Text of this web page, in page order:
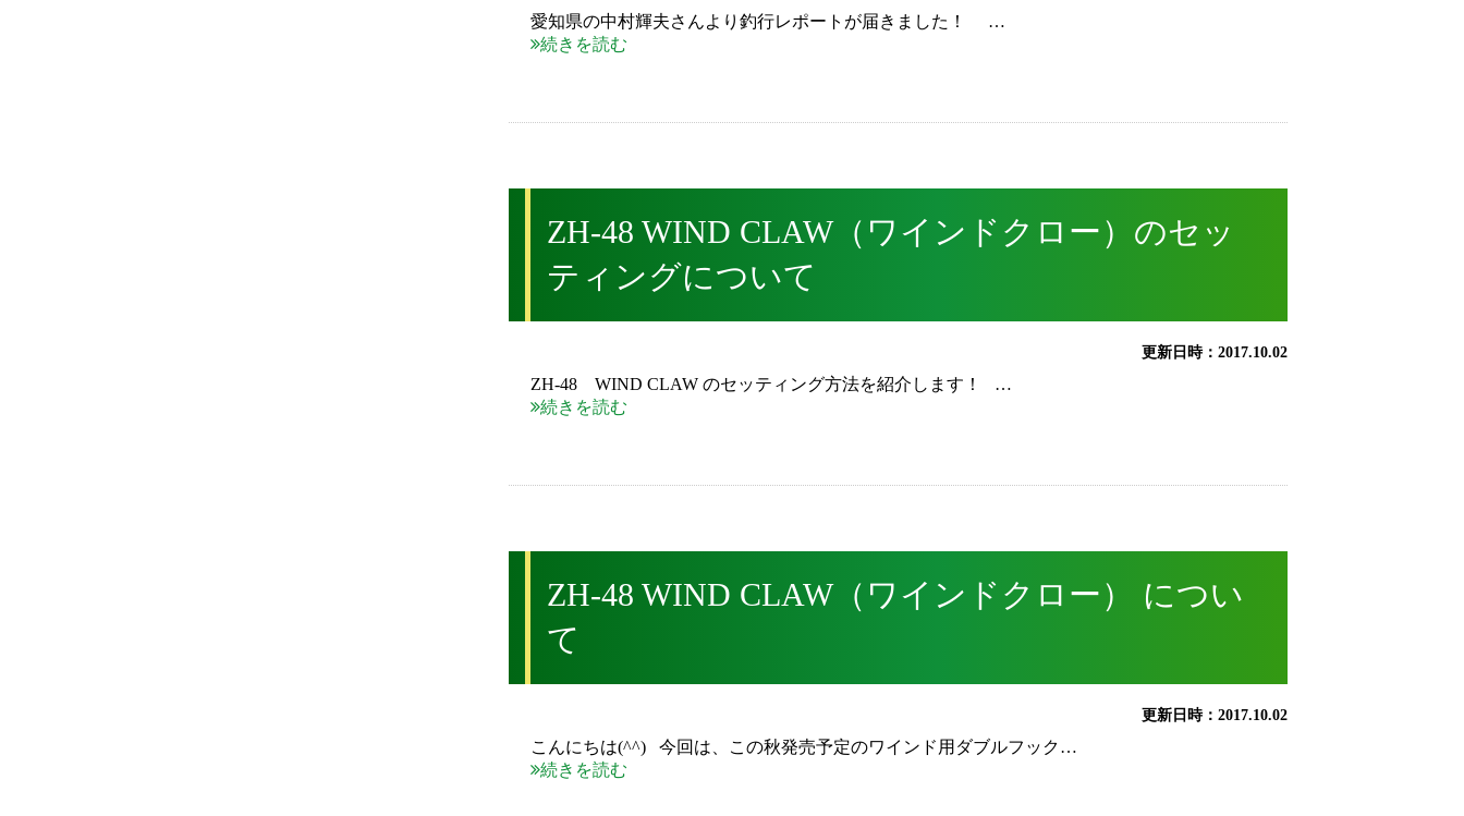
愛知県の中村輝夫さんより釣行レポートが届きました！ …
続きを読む
ZH-48 WIND CLAW（ワインドクロー）のセッ
ティングについて
更新日時：2017.10.02
ZH-48 WIND CLAW のセッティング方法を紹介します！ …
続きを読む
ZH-48 WIND CLAW（ワインドクロー） につい
て
更新日時：2017.10.02
こんにちは(^^) 今回は、この秋発売予定のワインド用ダブルフック…
続きを読む